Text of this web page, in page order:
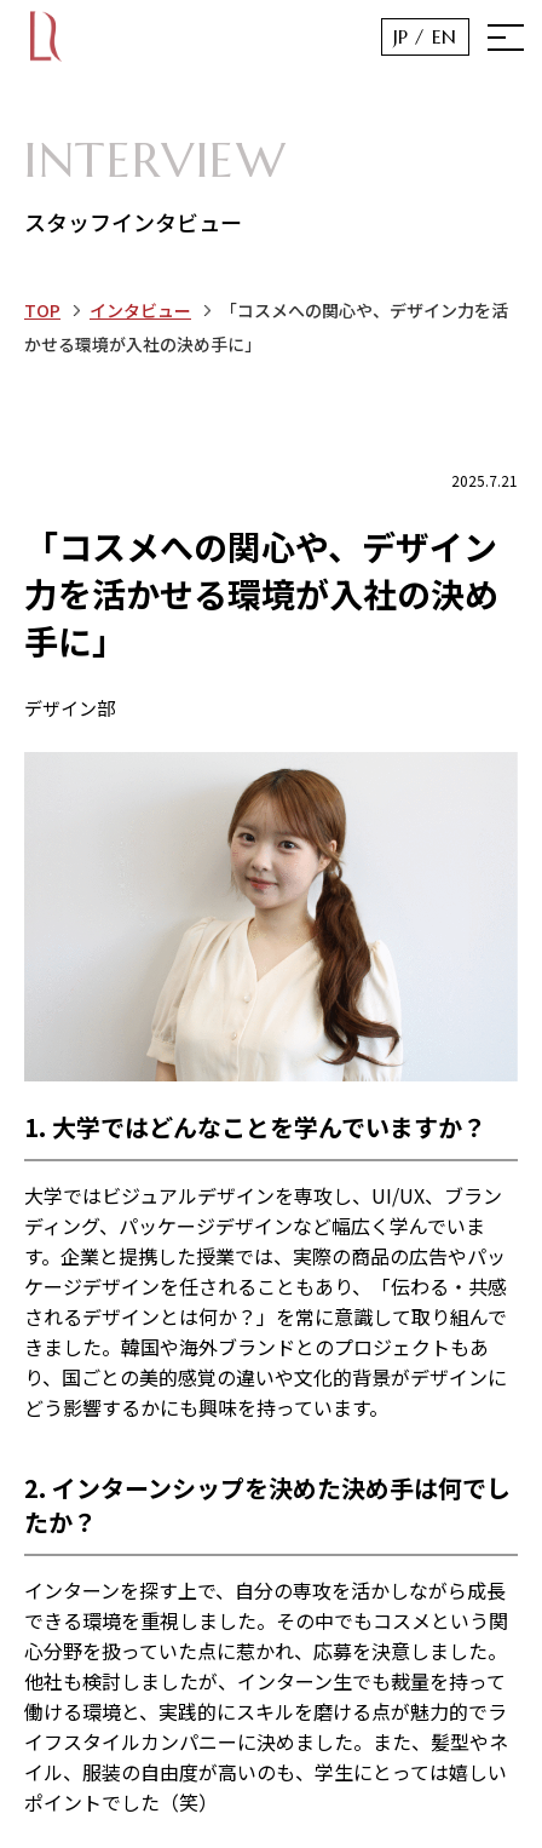
JP / EN
INTERVIEW
スタッフインタビュー
TOP インタビュー
「コスメへの関心や、デザイン力を活
かせる環境が入社の決め手に」
2025.7.21
「コスメへの関心や、デザイン
力を活かせる環境が入社の決め
手に」
デザイン部
1. 大学ではどんなことを学んでいますか？
大学ではビジュアルデザインを専攻し、UI/UX、ブラン
ディング、パッケージデザインなど幅広く学んでいま
す。企業と提携した授業では、実際の商品の広告やパッ
ケージデザインを任されることもあり、「伝わる・共感
されるデザインとは何か？」を常に意識して取り組んで
きました。韓国や海外ブランドとのプロジェクトもあ
り、国ごとの美的感覚の違いや文化的背景がデザインに
どう影響するかにも興味を持っています。
2. インターンシップを決めた決め手は何でし
たか？
インターンを探す上で、自分の専攻を活かしながら成長
できる環境を重視しました。その中でもコスメという関
心分野を扱っていた点に惹かれ、応募を決意しました。
他社も検討しましたが、インターン生でも裁量を持って
働ける環境と、実践的にスキルを磨ける点が魅力的でラ
イフスタイルカンパニーに決めました。また、髪型やネ
イル、服装の自由度が高いのも、学生にとっては嬉しい
ポイントでした（笑）